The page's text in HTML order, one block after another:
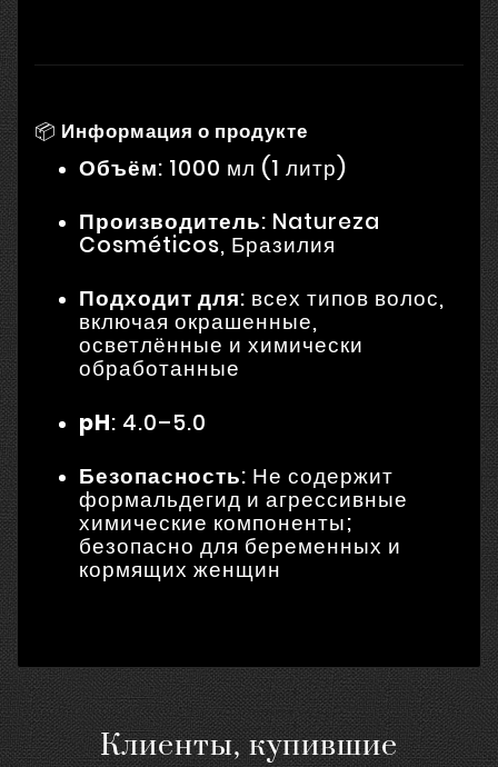
📦 Информация о продукте
Объём: 1000 мл (1 литр)
Производитель: Natureza
Cosméticos, Бразилия
Подходит для: всех типов волос,
включая окрашенные,
осветлённые и химически
обработанные
pH: 4.0–5.0
Безопасность: Не содержит
формальдегид и агрессивные
химические компоненты;
безопасно для беременных и
кормящих женщин
Клиенты, купившие